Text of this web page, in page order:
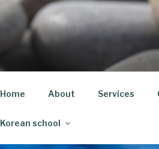
Home About Services
Korean school